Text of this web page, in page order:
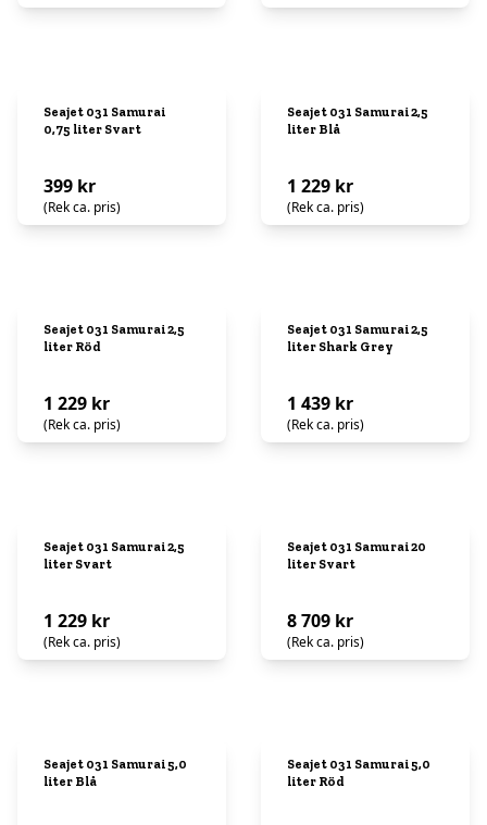
Seajet 031 Samurai
0,75 liter Svart
399 kr
(Rek ca. pris)
Seajet 031 Samurai 2,5
liter Blå
1 229 kr
(Rek ca. pris)
Seajet 031 Samurai 2,5
liter Röd
1 229 kr
(Rek ca. pris)
Seajet 031 Samurai 2,5
liter Shark Grey
1 439 kr
(Rek ca. pris)
Seajet 031 Samurai 2,5
liter Svart
1 229 kr
(Rek ca. pris)
Seajet 031 Samurai 20
liter Svart
8 709 kr
(Rek ca. pris)
Seajet 031 Samurai 5,0
liter Blå
Seajet 031 Samurai 5,0
liter Röd